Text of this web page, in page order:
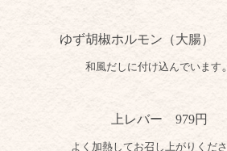
ゆず胡椒ホルモン（大腸）
和風だしに付け込んでいます。
上レバー 979円
よく加熱してお召し上がりくださ